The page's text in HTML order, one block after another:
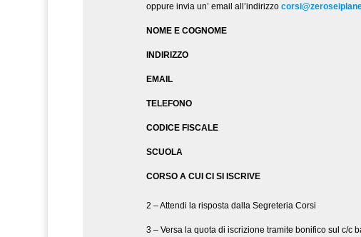
oppure invia un’ email all’indirizzo
NOME E COGNOME
INDIRIZZO
EMAIL
TELEFONO
CODICE FISCALE
SCUOLA
CORSO A CUI CI SI ISCRIVE
2 – Attendi la risposta dalla Segreteria Corsi
3 – Versa la quota di iscrizione tramite bonifico sul c/c